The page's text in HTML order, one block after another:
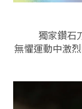
獨家鑽石
無懼運動中激